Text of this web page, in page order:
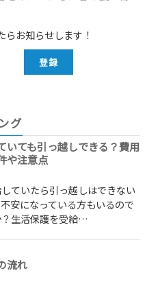
グ
いても引っ越しできる？費用
や注意点
していたら引っ越しはできない
安になっている方もいるので
生活保護を受給…
流れ
らお知らせします！
登録